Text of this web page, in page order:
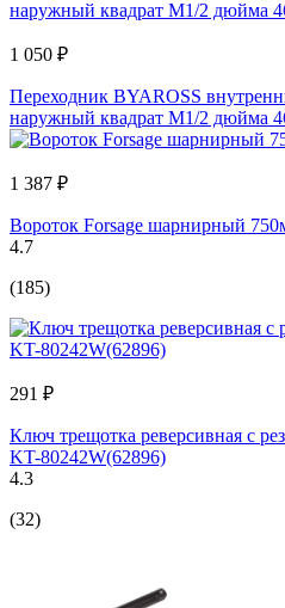
1 050 ₽
Переходник BYAROSS
наружный квадрат М1/2 дюйма
1 387 ₽
Вороток Forsage шарнирный
4.7
(185)
291 ₽
Ключ трещотка реверсивная с
KT-80242W(62896)
4.3
(32)